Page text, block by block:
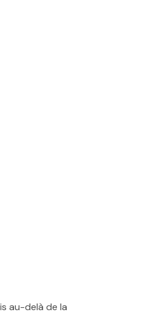
au-delà de la